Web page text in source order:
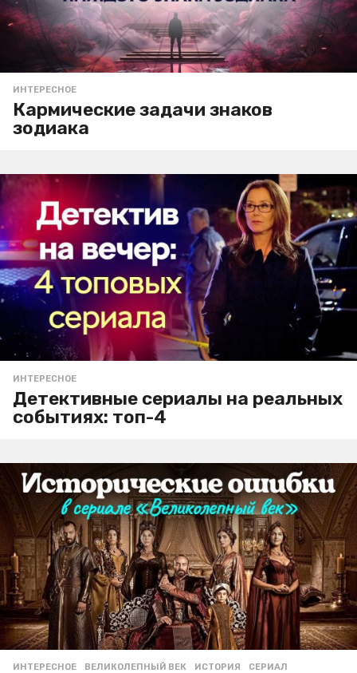
ИНТЕРЕСНОЕ
Кармические задачи знаков
зодиака
ИНТЕРЕСНОЕ
Детективные сериалы на реальных
событиях: топ-4
ИНТЕРЕСНОЕ ВЕЛИКОЛЕПНЫЙ ВЕК ,ИСТОРИЯ ,СЕРИАЛ